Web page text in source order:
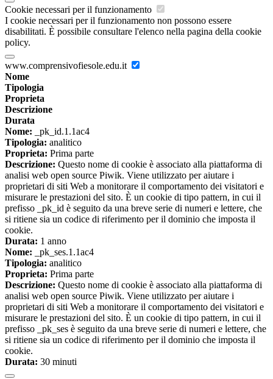
Cookie necessari per il funzionamento
I cookie necessari per il funzionamento non possono essere
disabilitati. È possibile consultare l'elenco nella pagina della cookie
policy.
www.comprensivofiesole.edu.it
Nome
Tipologia
Proprieta
Descrizione
Durata
Nome: _pk_id.1.1ac4
Tipologia: analitico
Proprieta: Prima parte
Descrizione: Questo nome di cookie è associato alla piattaforma di
analisi web open source Piwik. Viene utilizzato per aiutare i
proprietari di siti Web a monitorare il comportamento dei visitatori e
misurare le prestazioni del sito. È un cookie di tipo pattern, in cui il
prefisso _pk_id è seguito da una breve serie di numeri e lettere, che
si ritiene sia un codice di riferimento per il dominio che imposta il
cookie.
Durata: 1 anno
Nome: _pk_ses.1.1ac4
Tipologia: analitico
Proprieta: Prima parte
Descrizione: Questo nome di cookie è associato alla piattaforma di
analisi web open source Piwik. Viene utilizzato per aiutare i
proprietari di siti Web a monitorare il comportamento dei visitatori e
misurare le prestazioni del sito. È un cookie di tipo pattern, in cui il
prefisso _pk_ses è seguito da una breve serie di numeri e lettere, che
si ritiene sia un codice di riferimento per il dominio che imposta il
cookie.
Durata: 30 minuti